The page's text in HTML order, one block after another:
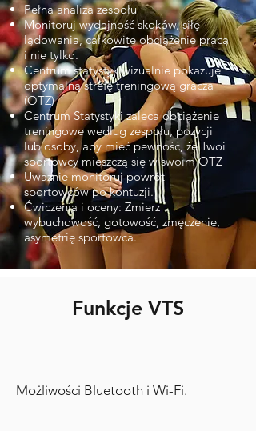
Pełna analiza zespołu
Monitoruj wydajność skoków, siłę
lądowania, całkowite obciążenie pracą
i nie tylko.
Centrum statystyk wizualnie pokazuje
optymalną strefę treningową gracza
(OTZ)
Centrum Statystyki zaleca obciążenie
treningowe według zespołu, pozycji
lub osoby, aby mieć pewność, że Twoi
sportowcy mieszczą się w swoim OTZ
Uważnie monitoruj powrót
sportowców po kontuzji.
Ćwiczenia i oceny: Zmierz
wybuchowość, gotowość, zmęczenie,
asymetrię sportowca.
Funkcje VTS
Możliwości Bluetooth i Wi-Fi.